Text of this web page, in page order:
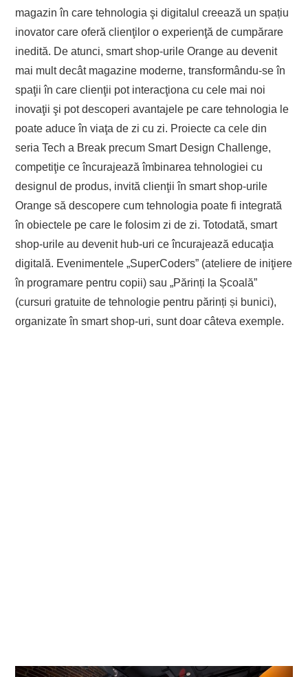
magazin în care tehnologia şi digitalul creează un spațiu
inovator care oferă clienţilor o experienţă de cumpărare
inedită. De atunci, smart shop-urile Orange au devenit
mai mult decât magazine moderne, transformându-se în
spaţii în care clienţii pot interacţiona cu cele mai noi
inovaţii şi pot descoperi avantajele pe care tehnologia le
poate aduce în viaţa de zi cu zi. Proiecte ca cele din
seria Tech a Break precum Smart Design Challenge,
competiţie ce încurajează îmbinarea tehnologiei cu
designul de produs, invită clienţii în smart shop-urile
Orange să descopere cum tehnologia poate fi integrată
în obiectele pe care le folosim zi de zi. Totodată, smart
shop-urile au devenit hub-uri ce încurajează educaţia
digitală. Evenimentele „SuperCoders” (ateliere de iniţiere
în programare pentru copii) sau „Părinți la Școală”
(cursuri gratuite de tehnologie pentru părinți și bunici),
organizate în smart shop-uri, sunt doar câteva exemple.